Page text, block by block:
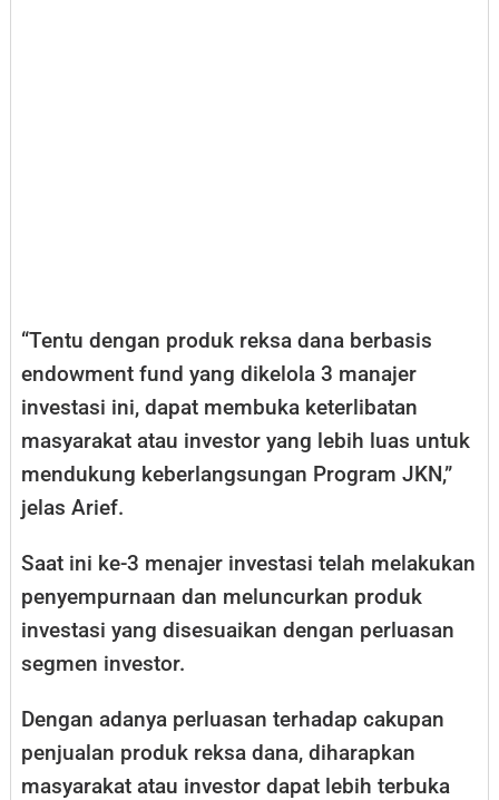
“Tentu dengan produk reksa dana berbasis
endowment fund yang dikelola 3 manajer
investasi ini, dapat membuka keterlibatan
masyarakat atau investor yang lebih luas untuk
mendukung keberlangsungan Program JKN,”
jelas Arief.
Saat ini ke-3 menajer investasi telah melakukan
penyempurnaan dan meluncurkan produk
investasi yang disesuaikan dengan perluasan
segmen investor.
Dengan adanya perluasan terhadap cakupan
penjualan produk reksa dana, diharapkan
masyarakat atau investor dapat lebih terbuka